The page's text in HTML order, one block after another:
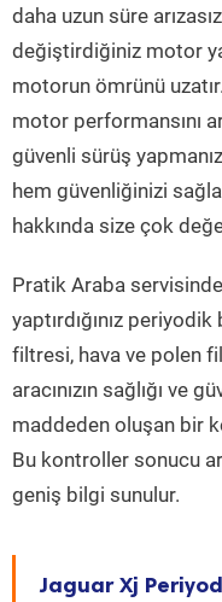
daha uzun süre
değiştirdiğiniz motor
motorun ömrünü
motor performansını
güvenli sürüş
hem güvenliğinizi
hakkında size çok
Pratik Araba servisinde
yaptırdığınız
filtresi, hava ve polen
aracınızın sağlığı ve
maddeden oluşan bir
Bu kontroller sonucu
geniş bilgi sunulur.
Jaguar Xj